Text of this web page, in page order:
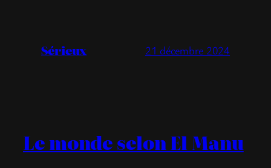
Sérieux 21 décembre 2024
Le monde selon El Manu